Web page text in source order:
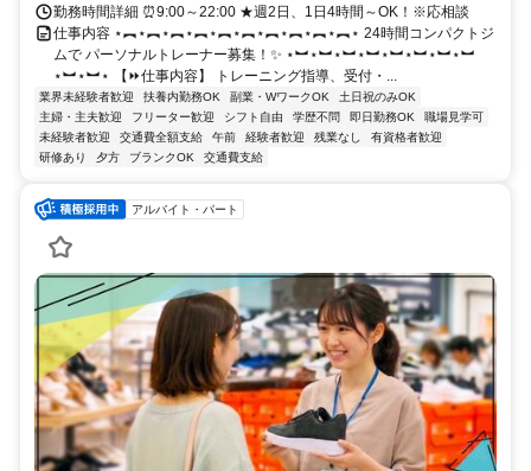
勤務時間詳細 ⏰9:00～22:00 ★週2日、1日4時間～OK！※応相談
仕事内容 ⋆︻⋆︻⋆︻⋆︻⋆︻⋆︻⋆︻⋆︻⋆︻⋆︻⋆ 24時間コンパクトジ
ムで パーソナルトレーナー募集！✨ ⋆︼⋆︼⋆︼⋆︼⋆︼⋆︼⋆︼⋆︼
⋆︼⋆︼⋆ 【⏩仕事内容】 トレーニング指導、受付・...
業界未経験者歓迎 扶養内勤務OK 副業・WワークOK
土日祝のみOK
主婦・主夫歓迎
フリーター歓迎 シフト自由 学歴不問 即日勤務OK
職場見学可
未経験者歓迎
交通費全額支給 午前 経験者歓迎 残業なし
有資格者歓迎
研修あり
夕方 ブランクOK 交通費支給
アルバイト・パート